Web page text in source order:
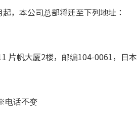
，本公司总部将迁至下列地址：
片帆大厦2楼，邮编104‑0061，日本
电话不变